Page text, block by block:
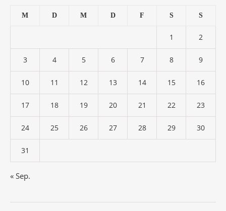
M D M D F S S
1 2
3 4 5 6 7 8 9
10 11 12 13 14 15 16
17 18 19 20 21 22 23
24 25 26 27 28 29 30
31
« Sep.